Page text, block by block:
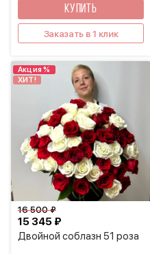
КУПИТЬ
Заказать в 1 клик
Акция %
ХИТ!
Двойной соблазн 51 роза
15 345 ₽
16 500 ₽